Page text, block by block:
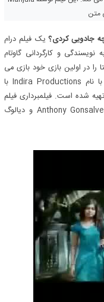
یک فیلم درام
به زبان تلوگو هندی محصول سال ۲۰۱۰ به نویسندگی و کارگردانی گاوتام
را در اولین بازی خود بازی می
کند. این فیلم توسط Manjula Ghattamaneni با نام Indira Productions با
موسیقی متن ساخته شده توسط A. R. Rahman تهیه شده است. فیلمبرداری فیلم
توسط Manoj Paramahamsa، تدوین توسط Anthony Gonsalves و دیالوگ